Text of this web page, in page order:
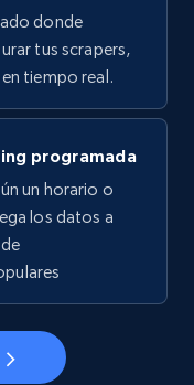
count, Is
account, Is
gratuita
count, Is
donde
tus scrapers,
tiempo real.
programada
un horario o
los datos a